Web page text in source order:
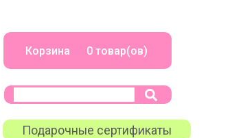
Корзина 0 товар(ов)
Подарочные сертификаты